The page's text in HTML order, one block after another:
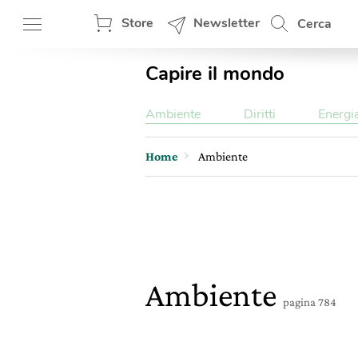
Store Newsletter Cerca
Capire il mondo
Ambiente Diritti
Home Ambiente
Ambiente pagina 784